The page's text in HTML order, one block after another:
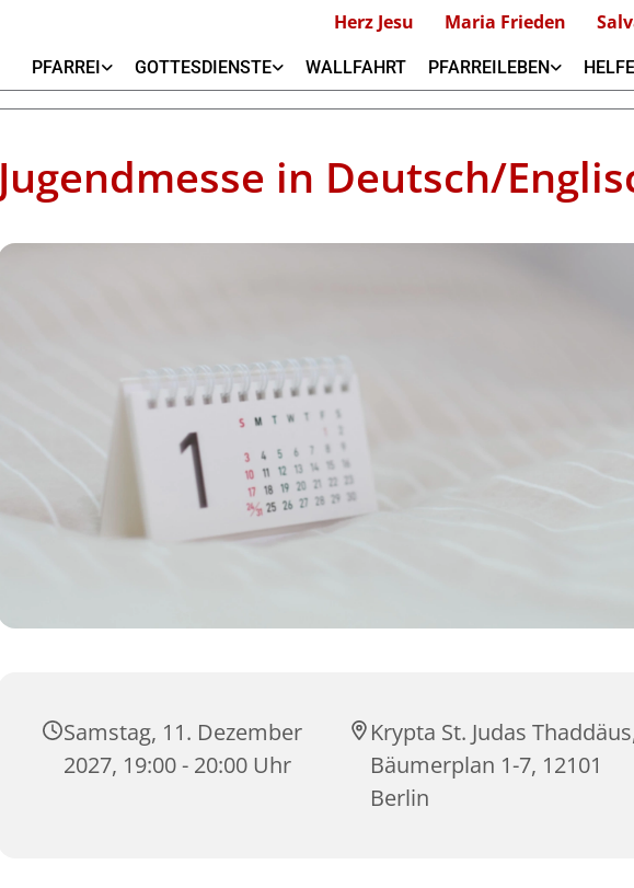
Herz Jesu Maria Frieden
PFARREI GOTTESDIENSTE WALLFAHRT PFARREILEBEN
Jugendmesse in Deutsch/
Samstag, 11. Dezember
2027, 19:00 - 20:00 Uhr
Krypta St. Judas
Bäumerplan 1-7, 12101
Berlin